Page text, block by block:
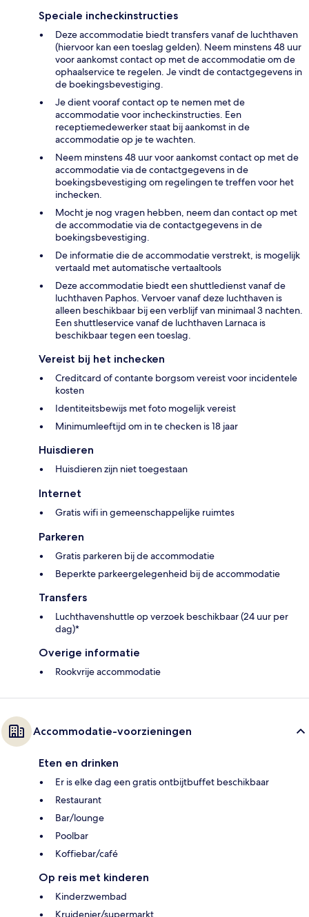
Speciale incheckinstructies
Deze accommodatie biedt transfers vanaf de luchthaven
(hiervoor kan een toeslag gelden). Neem minstens 48 uur
voor aankomst contact op met de accommodatie om de
ophaalservice te regelen. Je vindt de contactgegevens in
de boekingsbevestiging.
Je dient vooraf contact op te nemen met de
accommodatie voor incheckinstructies. Een
receptiemedewerker staat bij aankomst in de
accommodatie op je te wachten.
Neem minstens 48 uur voor aankomst contact op met de
accommodatie via de contactgegevens in de
boekingsbevestiging om regelingen te treffen voor het
inchecken.
Mocht je nog vragen hebben, neem dan contact op met
de accommodatie via de contactgegevens in de
boekingsbevestiging.
De informatie die de accommodatie verstrekt, is mogelijk
vertaald met automatische vertaaltools
Deze accommodatie biedt een shuttledienst vanaf de
luchthaven Paphos. Vervoer vanaf deze luchthaven is
alleen beschikbaar bij een verblijf van minimaal 3 nachten.
Een shuttleservice vanaf de luchthaven Larnaca is
beschikbaar tegen een toeslag.
Vereist bij het inchecken
Creditcard of contante borgsom vereist voor incidentele
kosten
Identiteitsbewijs met foto mogelijk vereist
Minimumleeftijd om in te checken is 18 jaar
Huisdieren
Huisdieren zijn niet toegestaan
Internet
Gratis wifi in gemeenschappelijke ruimtes
Parkeren
Gratis parkeren bij de accommodatie
Beperkte parkeergelegenheid bij de accommodatie
Transfers
Luchthavenshuttle op verzoek beschikbaar (24 uur per
dag)*
Overige informatie
Rookvrije accommodatie
Accommodatie-voorzieningen
Eten en drinken
Er is elke dag een gratis ontbijtbuffet beschikbaar
Restaurant
Bar/lounge
Poolbar
Koffiebar/café
Op reis met kinderen
Kinderzwembad
Kruidenier/supermarkt